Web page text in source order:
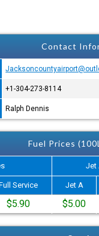
Contact
+1-304-273-8114
Ralph Dennis
Fuel Prices
Jet
Service Jet A
$5.90 $5.00